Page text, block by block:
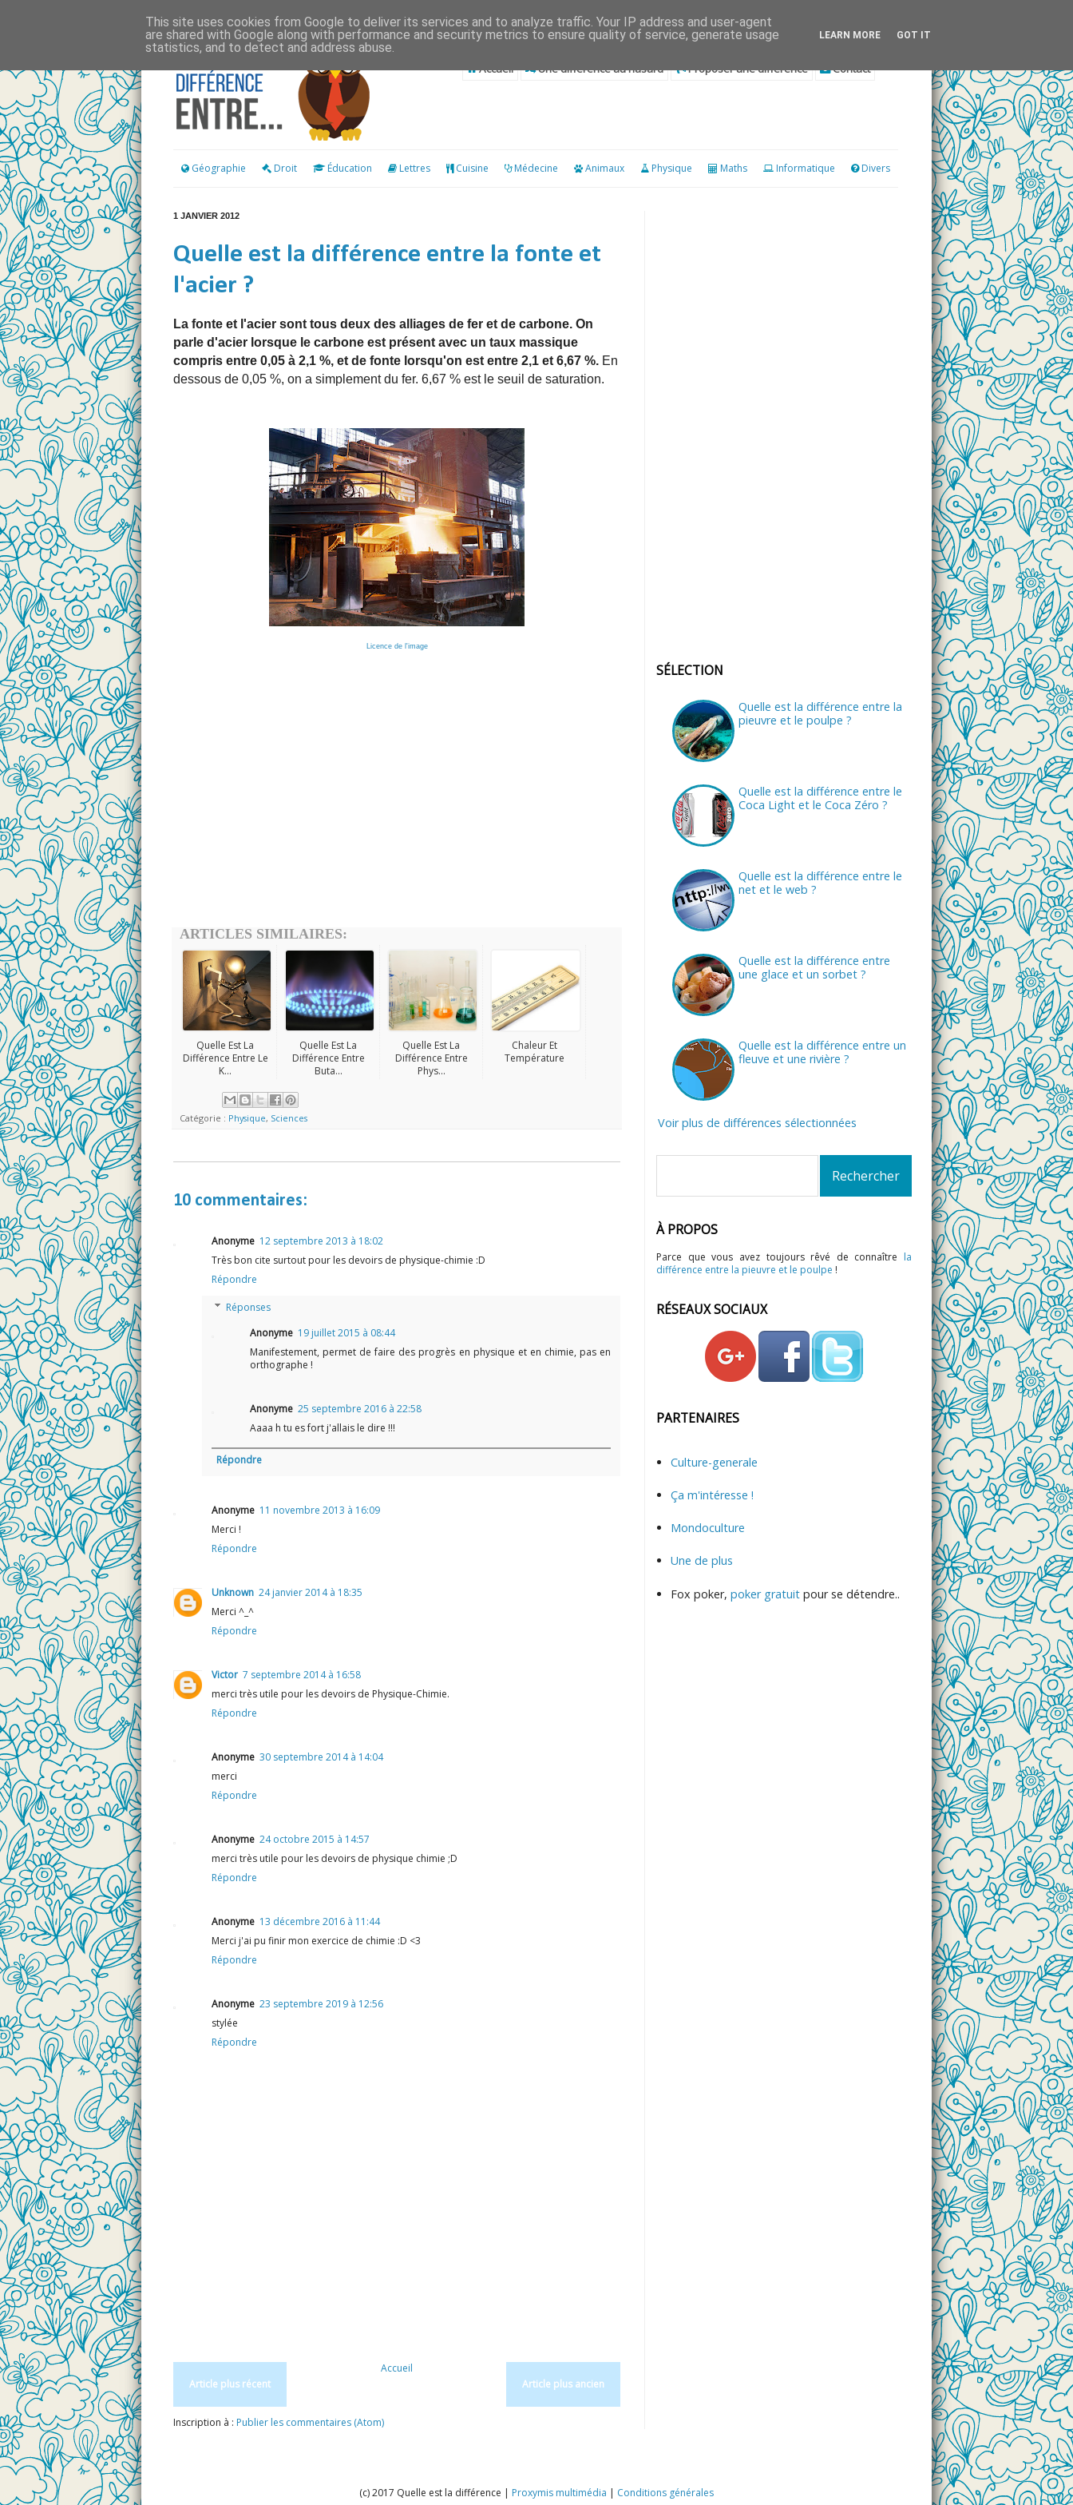
Accueil Une différence au hasard Proposer une différence Contact
Géographie Droit Éducation Lettres Cuisine Médecine Animaux Physique Maths Informatique Divers
1 JANVIER 2012
Quelle est la différence entre la fonte et
l'acier ?
La fonte et l'acier sont tous deux des alliages de fer et de carbone. On
parle d'acier lorsque le carbone est présent avec un taux massique
compris entre 0,05 à 2,1 %, et de fonte lorsqu'on est entre 2,1 et 6,67 %. En
dessous de 0,05 %, on a simplement du fer. 6,67 % est le seuil de saturation.
Licence de l'image
ARTICLES SIMILAIRES:
Quelle Est La
Différence Entre Le
K...
Quelle Est La
Différence Entre
Buta...
Quelle Est La
Différence Entre
Phys...
Chaleur Et
Température
Catégorie : Physique, Sciences
10 commentaires:
Anonyme 12 septembre 2013 à 18:02
Très bon cite surtout pour les devoirs de physique-chimie :D
Répondre
Réponses
Anonyme 19 juillet 2015 à 08:44
Manifestement, permet de faire des progrès en physique et en chimie, pas en
orthographe !
Anonyme 25 septembre 2016 à 22:58
Aaaa h tu es fort j'allais le dire !!!
Répondre
Anonyme 11 novembre 2013 à 16:09
Merci !
Répondre
Unknown 24 janvier 2014 à 18:35
Merci ^_^
Répondre
Victor 7 septembre 2014 à 16:58
merci très utile pour les devoirs de Physique-Chimie.
Répondre
Anonyme 30 septembre 2014 à 14:04
merci
Répondre
Anonyme 24 octobre 2015 à 14:57
merci très utile pour les devoirs de physique chimie ;D
Répondre
Anonyme 13 décembre 2016 à 11:44
Merci j'ai pu finir mon exercice de chimie :D <3
Répondre
Anonyme 23 septembre 2019 à 12:56
stylée
Répondre
Article plus récent Article plus ancien
Accueil
Inscription à : Publier les commentaires (Atom)
SÉLECTION
Quelle est la différence entre la
pieuvre et le poulpe ?
Quelle est la différence entre le
Coca Light et le Coca Zéro ?
Quelle est la différence entre le
net et le web ?
Quelle est la différence entre
une glace et un sorbet ?
Quelle est la différence entre un
fleuve et une rivière ?
Voir plus de différences sélectionnées
À PROPOS
Parce que vous avez toujours rêvé de connaître la
différence entre la pieuvre et le poulpe !
RÉSEAUX SOCIAUX
PARTENAIRES
Culture-generale
Ça m'intéresse !
Mondoculture
Une de plus
Fox poker, poker gratuit pour se détendre..
(c) 2017 Quelle est la différence | Proxymis multimédia | Conditions générales
This site uses cookies from Google to deliver its services and to analyze traffic. Your IP address and user-agent
are shared with Google along with performance and security metrics to ensure quality of service, generate usage
statistics, and to detect and address abuse.
LEARN MORE GOT IT